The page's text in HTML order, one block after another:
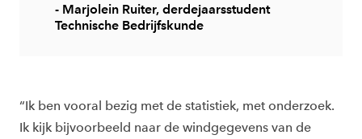
- Marjolein Ruiter, derdejaarsstudent
Technische Bedrijfskunde
“Ik ben vooral bezig met de statistiek, met onderzoek.
Ik kijk bijvoorbeeld naar de windgegevens van de